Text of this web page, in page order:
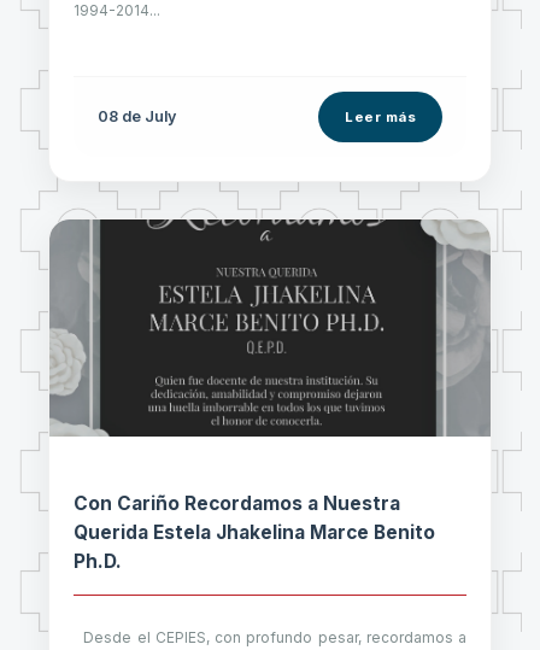
1994-2014...
08 de July Leer más
Con Cariño Recordamos a Nuestra
Querida Estela Jhakelina Marce Benito
Ph.D.
Desde el CEPIES, con profundo pesar, recordamos a